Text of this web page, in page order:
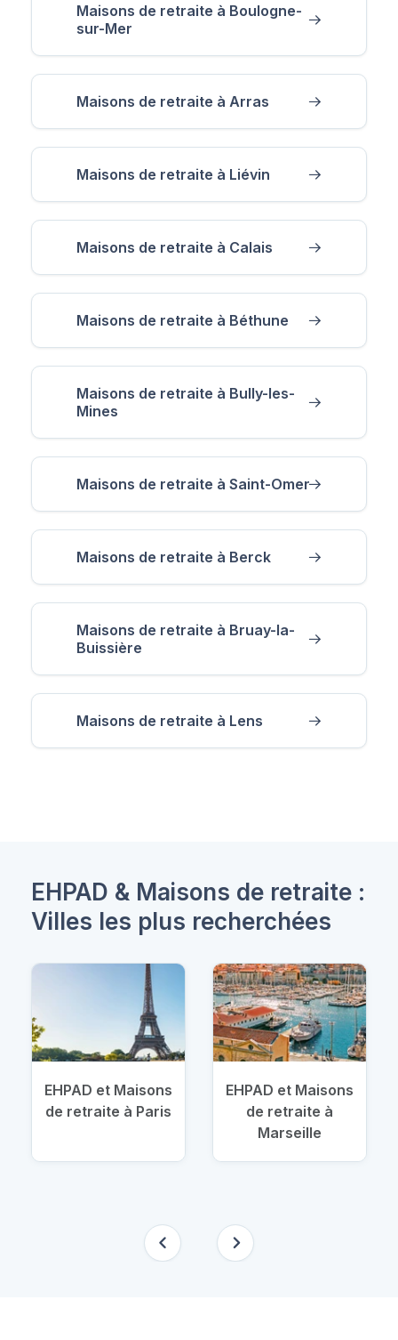
Maisons de retraite à Boulogne-
sur-Mer
Maisons de retraite à Arras
Maisons de retraite à Liévin
Maisons de retraite à Calais
Maisons de retraite à Béthune
Maisons de retraite à Bully-les-
Mines
Maisons de retraite à Saint-Omer
Maisons de retraite à Berck
Maisons de retraite à Bruay-la-
Buissière
Maisons de retraite à Lens
EHPAD & Maisons de retraite :
Villes les plus recherchées
EHPAD et Maisons
de retraite à Paris
EHPAD et Maisons
de retraite à
Marseille